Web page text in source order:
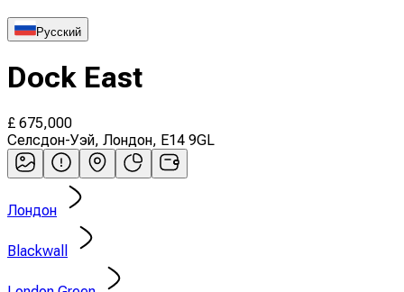
Русский
Dock East
£ 675,000
Селсдон-Уэй, Лондон, E14 9GL
Лондон
Blackwall